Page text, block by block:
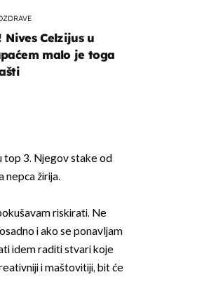
Nives Celzijus u
malo je toga
top 3. Njegov stake od
nepca žirija.
riskirati. Ne
i ako se ponavljam
idem raditi stvari koje
i maštovitiji, bit će